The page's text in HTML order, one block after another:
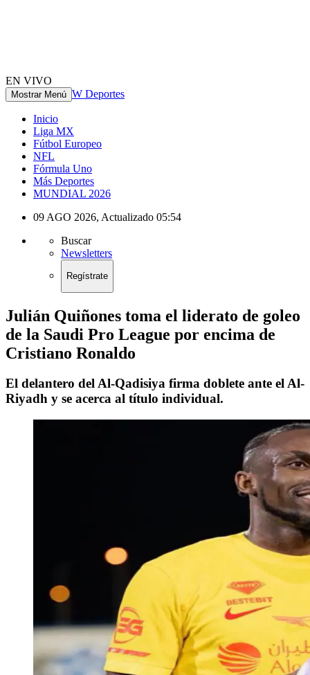
EN VIVO
Mostrar Menú W Deportes
Inicio
Liga MX
Fútbol Europeo
NFL
Fórmula Uno
Más Deportes
MUNDIAL 2026
09 AGO 2026, Actualizado 05:54
Buscar
Newsletters
Regístrate
Julián Quiñones toma el liderato de goleo
de la Saudi Pro League por encima de
Cristiano Ronaldo
El delantero del Al-Qadisiya firma doblete ante el Al-
Riyadh y se acerca al título individual.